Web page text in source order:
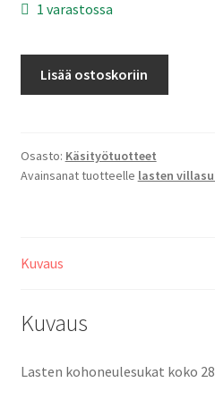
1 varastossa
määrä
Lisää ostoskoriin
Osasto: Käsityötuotteet
Avainsanat tuotteelle lasten
Kuvaus
Kuvaus
Lasten kohoneulesukat koko